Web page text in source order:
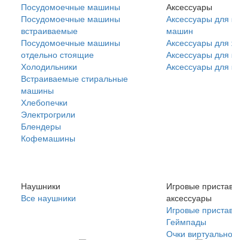
Посудомоечные машины
Посудомоечные машины
встраиваемые
Посудомоечные машины
отдельно стоящие
Холодильники
Встраиваемые стиральные
машины
Хлебопечки
Электрогрили
Блендеры
Кофемашины
Аксессуары
Аксессуары
машин
Аксессуары для
Аксессуары для
Аксессуары для
Наушники
Все наушники
Игровые
аксессуары
Игровые
Геймпады
Очки